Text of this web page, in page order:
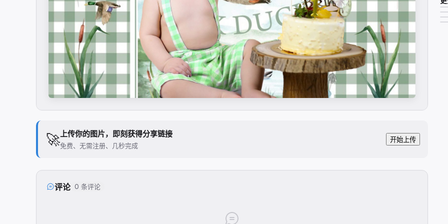
🚀上传你的图片，即刻获得分享链接
免费、无需注册、几秒完成
开始上传
评论 0 条评论